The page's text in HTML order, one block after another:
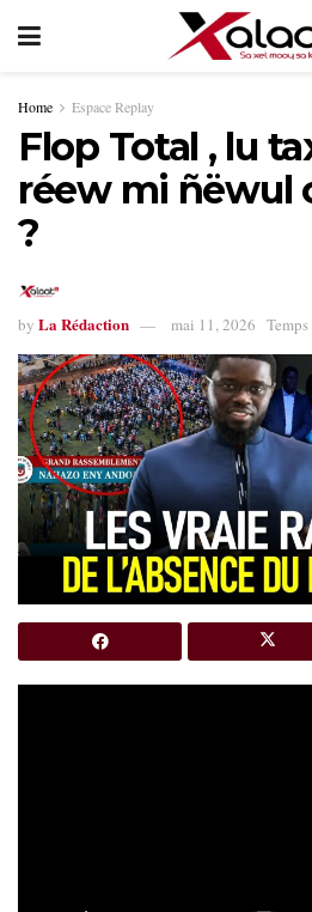
Home Espace Replay
Flop Total , lu
réew mi ñëwul
?
by La Rédaction mai 11, 2026